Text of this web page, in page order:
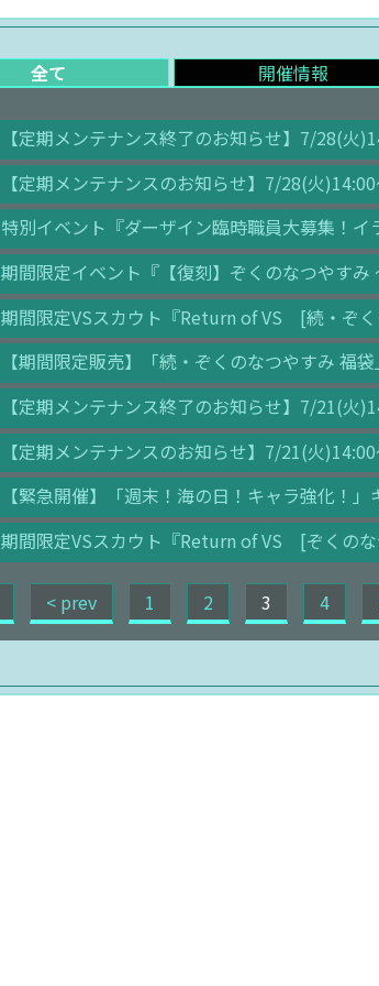
全て 開催情報
【定期メンテナンス終了のお知らせ】7/28(火
【定期メンテナンスのお知らせ】7/28(火
特別イベント『ダーザイン臨時職員大募集！イ
期間限定イベント『【復刻】ぞくのなつやす
期間限定VSスカウト『Return of VS [続・ぞく
【期間限定販売】「続・ぞくのなつやすみ 福袋
【定期メンテナンス終了のお知らせ】7/21(火
【定期メンテナンスのお知らせ】7/21(火
【緊急開催】「週末！海の日！キャラ強化！
期間限定VSスカウト『Return of VS [ぞくのな
< prev 1 2 3 4